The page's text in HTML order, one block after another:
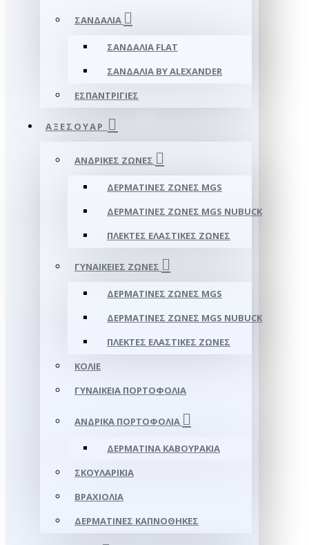
ΣΑΝΔΆΛΙΑ
ΣΑΝΔΆΛΙΑ FLAT
ΣΑΝΔΆΛΙΑ BY ALEXANDER
ΕΣΠΑΝΤΡΊΓΙΕΣ
ΑΞΕΣΟΥΑΡ
ΑΝΔΡΙΚΈΣ ΖΏΝΕΣ
ΔΕΡΜΆΤΙΝΕΣ ΖΏΝΕΣ MGS
ΔΕΡΜΆΤΙΝΕΣ ΖΏΝΕΣ MGS NUBUCK
ΠΛΕΚΤΈΣ ΕΛΑΣΤΙΚΈΣ ΖΏΝΕΣ
ΓΥΝΑΙΚΕΊΕΣ ΖΏΝΕΣ
ΔΕΡΜΆΤΙΝΕΣ ΖΏΝΕΣ MGS
ΔΕΡΜΆΤΙΝΕΣ ΖΏΝΕΣ MGS NUBUCK
ΠΛΕΚΤΈΣ ΕΛΑΣΤΙΚΈΣ ΖΏΝΕΣ
ΚΟΛΙΈ
ΓΥΝΑΙΚΕΊΑ ΠΟΡΤΟΦΌΛΙΑ
ΑΝΔΡΙΚΆ ΠΟΡΤΟΦΌΛΙΑ
ΔΕΡΜΆΤΙΝΑ ΚΑΒΟΥΡΆΚΙΑ
ΣΚΟΥΛΑΡΊΚΙΑ
ΒΡΑΧΙΌΛΙΑ
ΔΕΡΜΆΤΙΝΕΣ ΚΑΠΝΟΘΉΚΕΣ